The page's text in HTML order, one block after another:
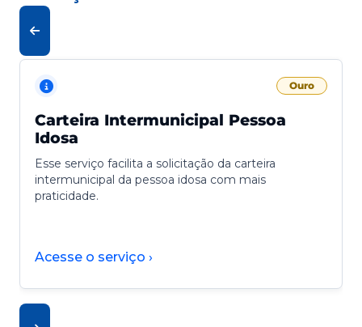
Ouro
Carteira Intermunicipal Pessoa
Idosa
Esse serviço facilita a solicitação da carteira
intermunicipal da pessoa idosa com mais
praticidade.
Acesse o serviço ›